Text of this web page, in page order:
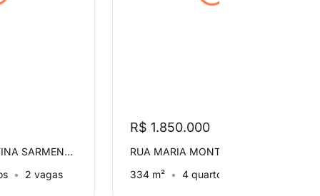
RUA DONA JOSEFINA SARMENTO, Cambuí
2 vagas
R$ 1.850.000
RUA MARIA MONTEIRO, Cambuí
334 m²
4 quartos